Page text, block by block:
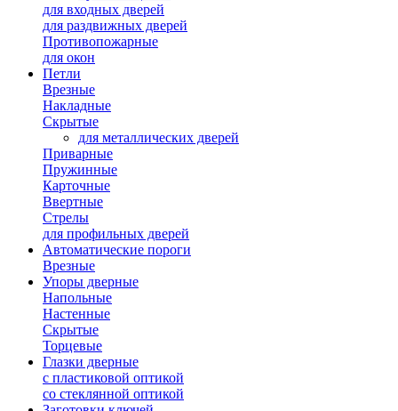
для входных дверей
для раздвижных дверей
Противопожарные
для окон
Петли
Врезные
Накладные
Скрытые
для металлических дверей
Приварные
Пружинные
Карточные
Ввертные
Стрелы
для профильных дверей
Автоматические пороги
Врезные
Упоры дверные
Напольные
Настенные
Скрытые
Торцевые
Глазки дверные
с пластиковой оптикой
со стеклянной оптикой